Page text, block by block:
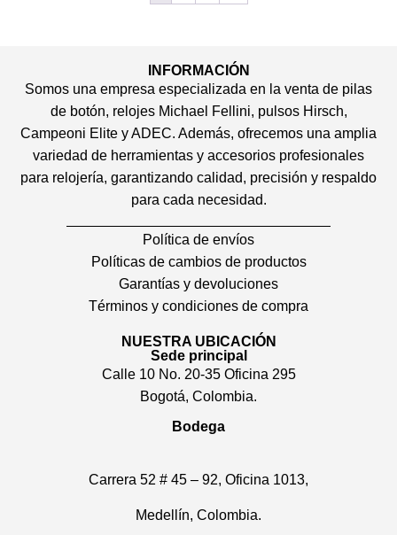
INFORMACIÓN
Somos una empresa especializada en la venta de pilas
de botón, relojes Michael Fellini, pulsos Hirsch,
Campeoni Elite y ADEC. Además, ofrecemos una amplia
variedad de herramientas y accesorios profesionales
para relojería, garantizando calidad, precisión y respaldo
para cada necesidad.
Política de envíos
Políticas de cambios de productos
Garantías y devoluciones
Términos y condiciones de compra
NUESTRA UBICACIÓN
Sede principal
Calle 10 No. 20-35 Oficina 295
Bogotá, Colombia.
Bodega
Carrera 52 # 45 – 92, Oficina 1013,
Medellín, Colombia.